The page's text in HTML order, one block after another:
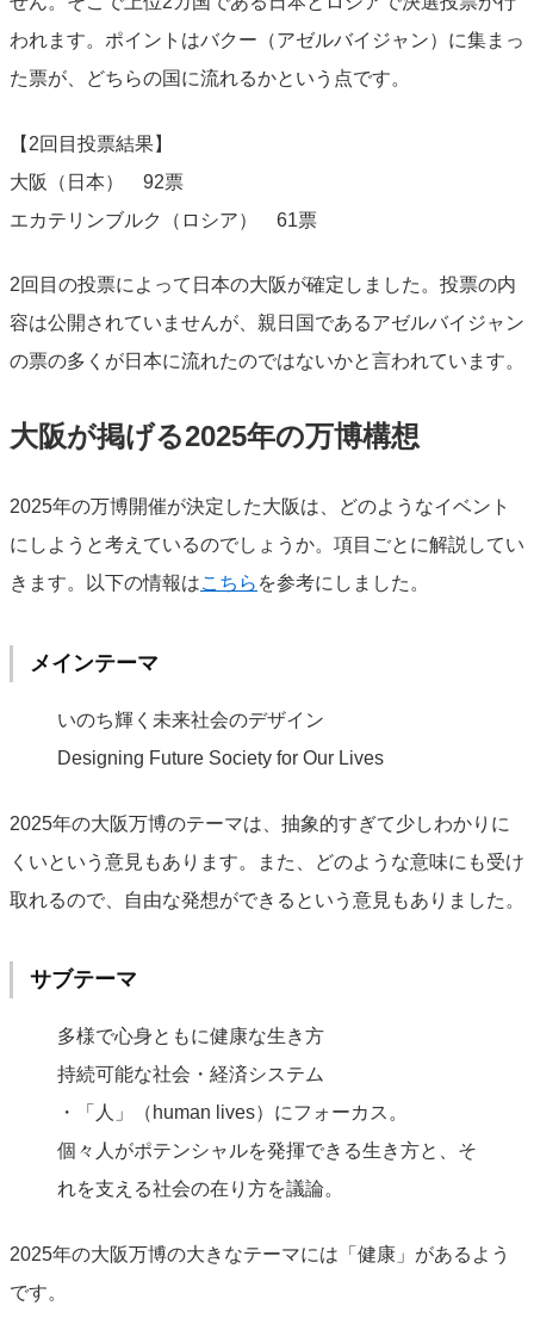
われます。ポイントはバクー（アゼルバイジャン）に集まっ
た票が、どちらの国に流れるかという点です。
【2回目投票結果】
大阪（日本） 92票
エカテリンブルク（ロシア） 61票
2回目の投票によって日本の大阪が確定しました。投票の内
容は公開されていませんが、親日国であるアゼルバイジャン
の票の多くが日本に流れたのではないかと言われています。
大阪が掲げる2025年の万博構想
2025年の万博開催が決定した大阪は、どのようなイベント
にしようと考えているのでしょうか。項目ごとに解説してい
きます。以下の情報はこちら を参考にしました。
メインテーマ
いのち輝く未来社会のデザイン
Designing Future Society for Our Lives
2025年の大阪万博のテーマは、抽象的すぎて少しわかりに
くいという意見もあります。また、どのような意味にも受け
取れるので、自由な発想ができるという意見もありました。
サブテーマ
多様で心身ともに健康な生き方
持続可能な社会・経済システム
・「人」（human lives）にフォーカス。
個々人がポテンシャルを発揮できる生き方と、そ
れを支える社会の在り方を議論。
2025年の大阪万博の大きなテーマには「健康」があるよう
です。